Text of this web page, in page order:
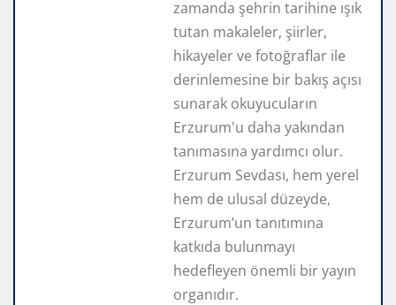
zamanda şehrin tarihine ışık
tutan makaleler, şiirler,
hikayeler ve fotoğraflar ile
derinlemesine bir bakış açısı
sunarak okuyucuların
Erzurum'u daha yakından
tanımasına yardımcı olur.
Erzurum Sevdası, hem yerel
hem de ulusal düzeyde,
Erzurum’un tanıtımına
katkıda bulunmayı
hedefleyen önemli bir yayın
organıdır.